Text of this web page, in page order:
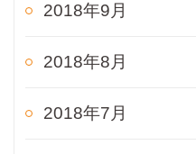
2018年9月
2018年8月
2018年7月